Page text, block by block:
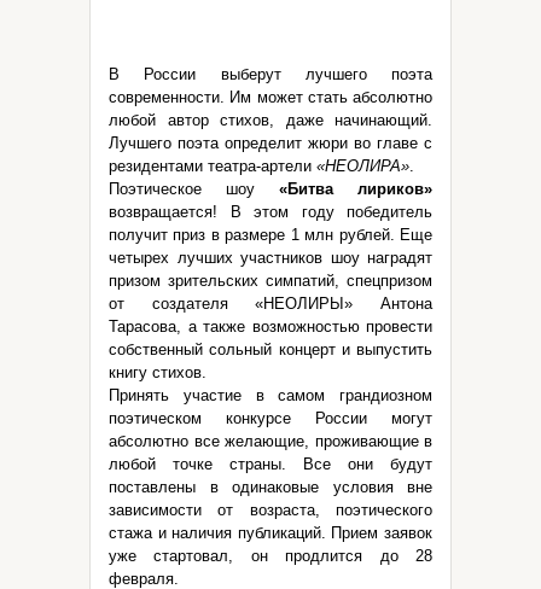
В России выберут лучшего поэта
современности. Им может стать абсолютно
любой автор стихов, даже начинающий.
Лучшего поэта определит жюри во главе с
резидентами театра-артели «НЕОЛИРА».
Поэтическое шоу «Битва лириков»
возвращается! В этом году победитель
получит приз в размере 1 млн рублей. Еще
четырех лучших участников шоу наградят
призом зрительских симпатий, спецпризом
от создателя «НЕОЛИРЫ» Антона
Тарасова, а также возможностью провести
собственный сольный концерт и выпустить
книгу стихов.
Принять участие в самом грандиозном
поэтическом конкурсе России могут
абсолютно все желающие, проживающие в
любой точке страны. Все они будут
поставлены в одинаковые условия вне
зависимости от возраста, поэтического
стажа и наличия публикаций. Прием заявок
уже стартовал, он продлится до 28
февраля.